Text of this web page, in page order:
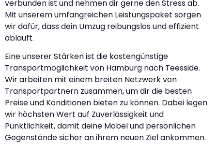
verbunden ist und nehmen dir gerne den Stress ab.
Mit unserem umfangreichen Leistungspaket sorgen
wir dafür, dass dein Umzug reibungslos und effizient
abläuft.
Eine unserer Stärken ist die kostengünstige
Transportmöglichkeit von Hamburg nach Teesside.
Wir arbeiten mit einem breiten Netzwerk von
Transportpartnern zusammen, um dir die besten
Preise und Konditionen bieten zu können. Dabei legen
wir höchsten Wert auf Zuverlässigkeit und
Pünktlichkeit, damit deine Möbel und persönlichen
Gegenstände sicher an ihrem neuen Ziel ankommen.